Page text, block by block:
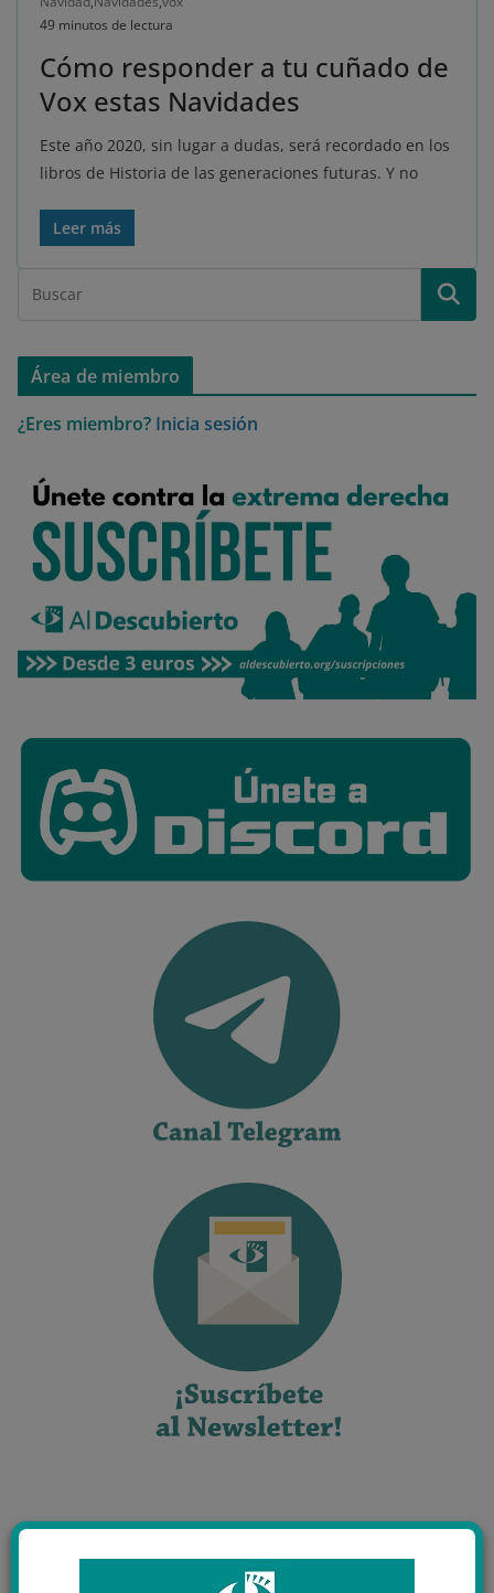
49 minutos de lectura
Cómo responder a tu cuñado de
Vox estas Navidades
Este año 2020, sin lugar a dudas, será recordado en los
libros de Historia de las generaciones futuras. Y no
Leer más
Área de miembro
¿Eres miembro? Inicia sesión